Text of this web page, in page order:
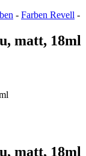
- Farben Revell -
matt, 18ml
matt, 18ml